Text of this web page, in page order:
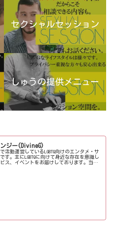
セクシャルセッション
しゅうの提供メニュー
ジー(DivineG)
活動運営しているLGBTQ向けのエンタメ・サ
す。主にLGBTQに向けて身近な存在を意識し
ス、イベントをお届けしております。当事